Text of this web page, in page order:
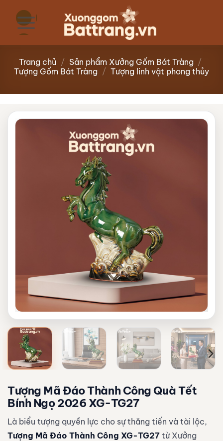
dung
Trang chủ / Sản phẩm Xưởng Gốm Bát Tràng /
Tượng Gốm Bát Tràng / Tượng linh vật phong thủy
Tượng Mã Đáo Thành Công Quà Tết
Bính Ngọ 2026 XG-TG27
Là biểu tượng quyền lực cho sự thăng tiến và tài lộc,
Tượng Mã Đáo Thành Công XG-TG27 từ Xưởng